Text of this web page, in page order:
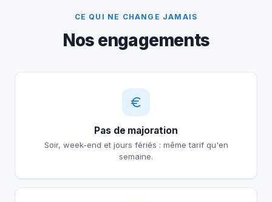
CE QUI NE CHANGE JAMAIS
Nos engagements
Pas de majoration
Soir, week-end et jours fériés : même tarif qu'en
semaine.